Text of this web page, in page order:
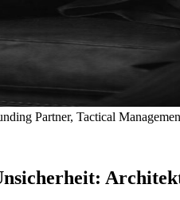
Partner, Tactical